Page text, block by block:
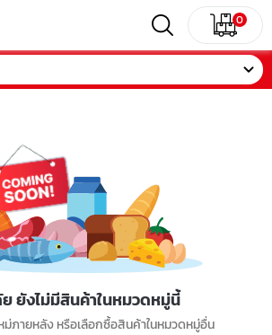
0
ยังไม่มีสินค้าในหมวดหมู่นี้
ภายหลัง หรือเลือกซื้อสินค้าในหมวดหมู่อื่น